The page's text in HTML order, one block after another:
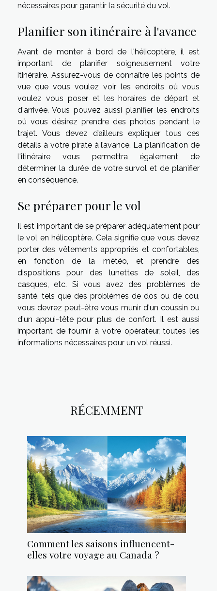
nécessaires pour garantir la sécurité du vol.
Planifier son itinéraire à l'avance
Avant de monter à bord de l'hélicoptère, il est
important de planifier soigneusement votre
itinéraire. Assurez-vous de connaître les points de
vue que vous voulez voir, les endroits où vous
voulez vous poser et les horaires de départ et
d'arrivée. Vous pouvez aussi planifier les endroits
où vous désirez prendre des photos pendant le
trajet. Vous devez d’ailleurs expliquer tous ces
détails à votre pirate à l’avance. La planification de
l'itinéraire vous permettra également de
déterminer la durée de votre survol et de planifier
en conséquence.
Se préparer pour le vol
Il est important de se préparer adéquatement pour
le vol en hélicoptère. Cela signifie que vous devez
porter des vêtements appropriés et confortables,
en fonction de la météo, et prendre des
dispositions pour des lunettes de soleil, des
casques, etc. Si vous avez des problèmes de
santé, tels que des problèmes de dos ou de cou,
vous devrez peut-être vous munir d'un coussin ou
d'un appui-tête pour plus de confort. Il est aussi
important de fournir à votre opérateur, toutes les
informations nécessaires pour un vol réussi.
RÉCEMMENT
Comment les saisons influencent-
elles votre voyage au Canada ?